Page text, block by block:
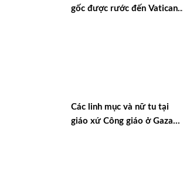
gốc được rước đến Vatican
Các linh mục và nữ tu tại
giáo xứ Công giáo ở Gaza